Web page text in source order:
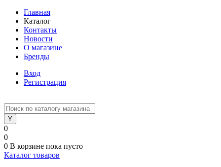
Главная
Каталог
Контакты
Новости
О магазине
Бренды
Вход
Регистрация
0
0
0 В корзине пока пусто
Каталог товаров